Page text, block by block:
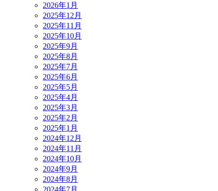
2026年1月
2025年12月
2025年11月
2025年10月
2025年9月
2025年8月
2025年7月
2025年6月
2025年5月
2025年4月
2025年3月
2025年2月
2025年1月
2024年12月
2024年11月
2024年10月
2024年9月
2024年8月